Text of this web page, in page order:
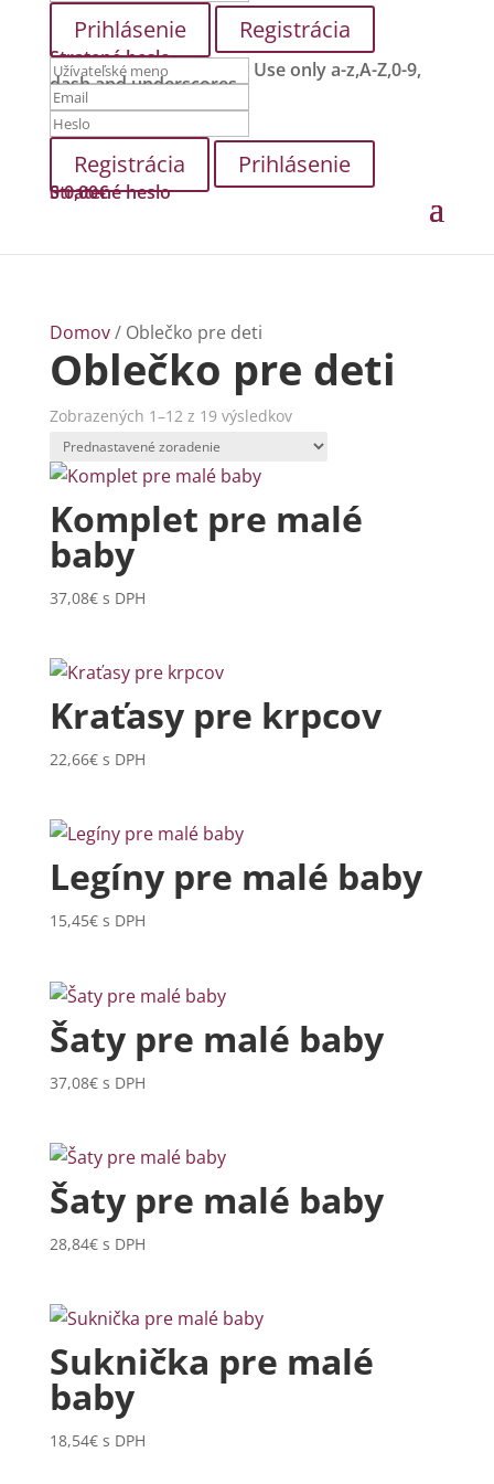
Registrácia
Stratené heslo Use only a-z,A-Z,0-9,
dash and underscores.
Prihlásenie
Stratené heslo
00,00€
Domov/ Oblečko pre deti
Oblečko pre deti
Zobrazených 1–12 z 19 výsledkov
Komplet pre malé
baby
37,08€ s DPH
Kraťasy pre krpcov
22,66€ s DPH
Legíny pre malé baby
15,45€ s DPH
Šaty pre malé baby
37,08€ s DPH
Šaty pre malé baby
28,84€ s DPH
Suknička pre malé
baby
18,54€ s DPH